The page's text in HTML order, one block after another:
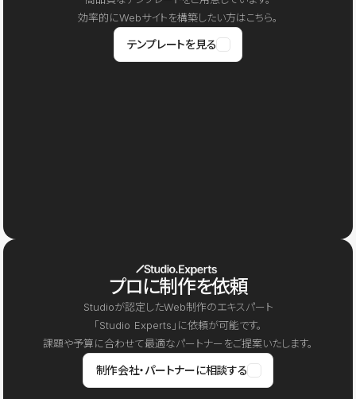
効率的にWebサイトを構築したい方はこちら。
テンプレートを見る
プロに制作を依頼
Studioが認定したWeb制作のエキスパート
「Studio Experts」に依頼が可能です。
課題や予算に合わせて最適なパートナーをご提案いたします。
制作会社・パートナーに相談する